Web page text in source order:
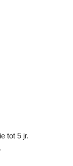
tot 5 jr.